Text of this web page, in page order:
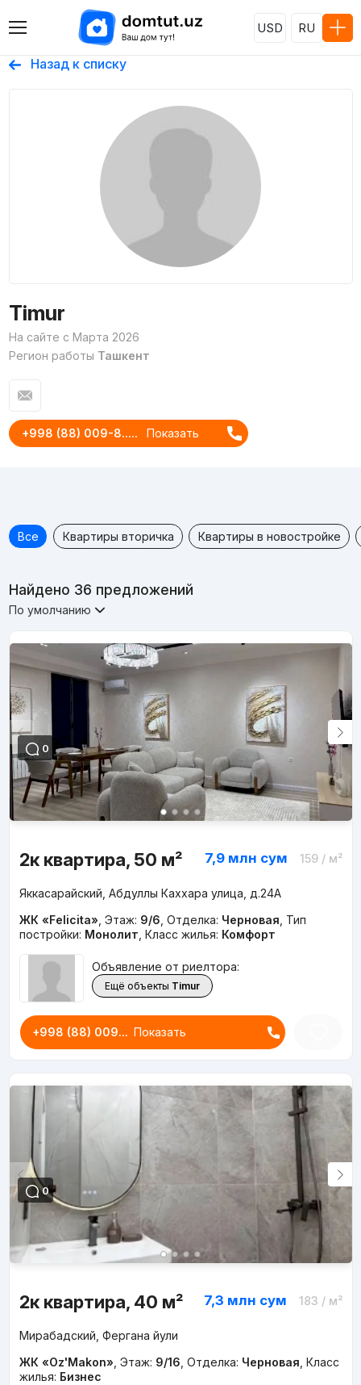
USD RU
Назад к списку
Timur
На сайте с Марта 2026
Регион работы Ташкент
+998 (88) 009-8..... Показать
Все Квартиры вторичка Квартиры в новостройке
Найдено 36 предложений
По умолчанию
0
2к квартира, 50 м² 7,9 млн сум 159/ м²
Яккасарайский, Абдуллы Каххара улица, д.24A
ЖК «Felicita» Этаж: 9/6 Отделка: Черновая Тип
постройки: Монолит Класс жилья: Комфорт
Объявление от риелтора:
Ещё объекты Timur
+998 (88) 009... Показать
0
2к квартира, 40 м² 7,3 млн сум 183 / м²
Мирабадский, Фергана йули
ЖК «Oz'Makon» Этаж: 9/16 Отделка: Черновая Класс
жилья: Бизнес